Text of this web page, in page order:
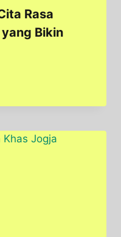
Rasa
Bikin